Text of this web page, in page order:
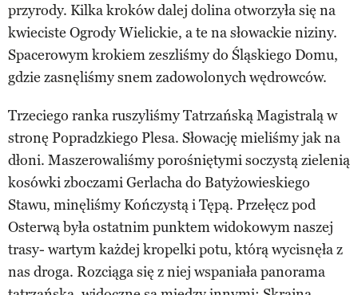
przyrody. Kilka kroków dalej dolina otworzyła się na
kwieciste Ogrody Wielickie, a te na słowackie niziny.
Spacerowym krokiem zeszliśmy do Śląskiego Domu,
gdzie zasnęliśmy snem zadowolonych wędrowców.
Trzeciego ranka ruszyliśmy Tatrzańską Magistralą w
stronę Popradzkiego Plesa. Słowację mieliśmy jak na
dłoni. Maszerowaliśmy porośniętymi soczystą zielenią
kosówki zboczami Gerlacha do Batyżowieskiego
Stawu, minęliśmy Kończystą i Tępą. Przełęcz pod
Osterwą była ostatnim punktem widokowym naszej
trasy- wartym każdej kropelki potu, którą wycisnęła z
nas droga. Rozciąga się z niej wspaniała panorama